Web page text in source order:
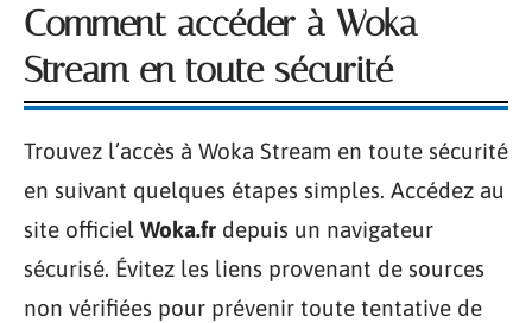
Comment accéder à Woka
Stream en toute sécurité
Trouvez l’accès à Woka Stream en toute sécurité
en suivant quelques étapes simples. Accédez au
site officiel Woka.fr depuis un navigateur
sécurisé. Évitez les liens provenant de sources
non vérifiées pour prévenir toute tentative de